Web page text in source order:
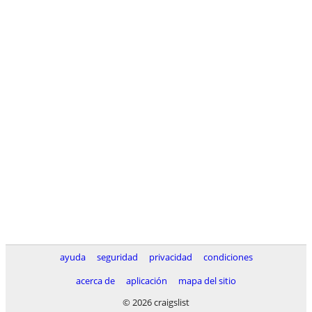
ayuda seguridad privacidad
condiciones
acerca de
aplicación
mapa del sitio
© 2026 craigslist